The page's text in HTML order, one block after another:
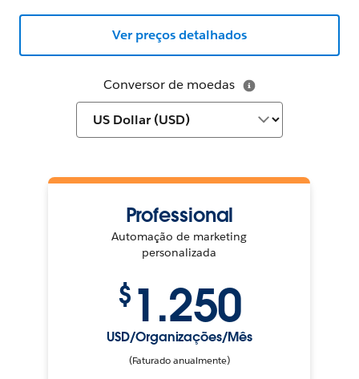
Conversor de moedas
Professional
Automação de marketing
personalizada
$ 1.250
USD/Organizações/Mês
(Faturado anualmente)
Ver preços detalhados